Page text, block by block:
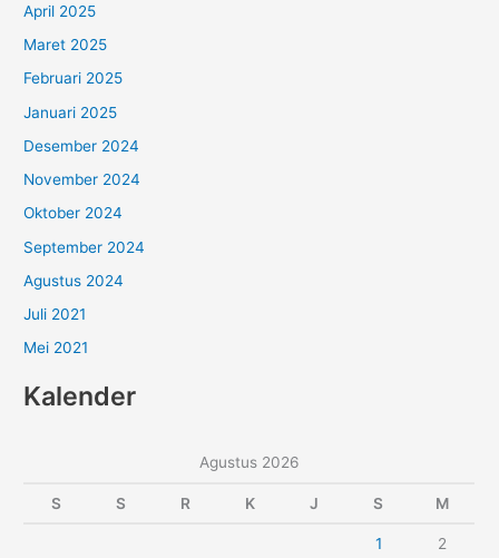
April 2025
Maret 2025
Februari 2025
Januari 2025
Desember 2024
November 2024
Oktober 2024
September 2024
Agustus 2024
Juli 2021
Mei 2021
Kalender
Agustus 2026
S S R K J S M
1 2